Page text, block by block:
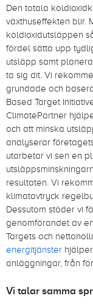
Den totala
växthuseffekten blir.
koldioxidutsläppen
fördel sätta upp
utsläpp samt
ta sig dit. Vi
grundade och
Based Target
ClimatePartner
och att minska
analyserar
utarbetar vi sen en
resultaten. Vi
klimatavtryck
Dessutom stöder vi
genomförandet av
Targets och
energitjänster
anläggningar, från
Vi talar samma